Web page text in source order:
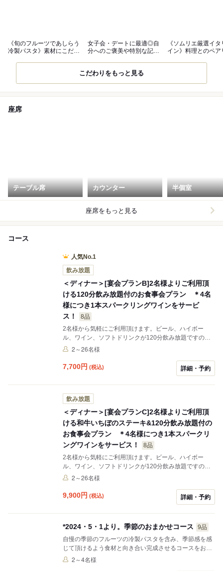
《旬のフルーツであしらう
冷製パスタ》素材にこだわ
女子会・デートに最適◎自
分へのご褒美や特別な記念
《ソムリエ厳選イ
イン》料理とのペア
こだわりをもっと見る
座席
テーブル席 カウンター 半個室
座席をもっと見る
コース
人気No.1
飲み放題
＜ディナー＞[宴会プランB]2名様よりご利用頂
ける120分飲み放題付のお食事会プラン ＊4名
様につき1本スパークリングワインをサービ
ス！
8品
2名様から気軽にご利用頂けます。ビール、ハイボー
ル、ワイン、ソフトドリンクが120分飲み放題ですので
お食事と共にゆっくりとお楽しみくださいませ。
2～26名様
7,700円 (税込) 詳細・予約
飲み放題
＜ディナー＞[宴会プランC]2名様よりご利用頂
ける和牛いちぼのステーキ&120分飲み放題付の
お食事会プラン ＊4名様につき1本スパークリ
ングワインをサービス！
8品
2名様から気軽にご利用頂けます。ビール、ハイボー
ル、ワイン、ソフトドリンクが120分飲み放題ですので
お食事と共にゆっくりとお楽しみくださいませ。
2～26名様
9,900円 (税込) 詳細・予約
*2024・5・1より。季節のおまかせコース
9品
自慢の季節のフルーツの冷製パスタを含み、季節感を感
じて頂けるよう食材と向き合い完成させるコースをお愉
しみ下さい。
2～4名様